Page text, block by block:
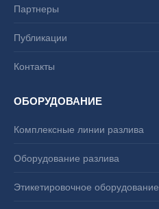
Партнеры
Публикации
Контакты
ОБОРУДОВАНИЕ
Комплексные линии разлива
Оборудование разлива
Этикетировочное оборудование